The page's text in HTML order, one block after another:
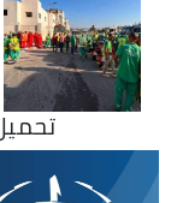
تحميل